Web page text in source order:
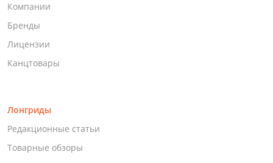
Компании
Бренды
Лицензии
Канцтовары
Лонгриды
Редакционные статьи
Товарные обзоры